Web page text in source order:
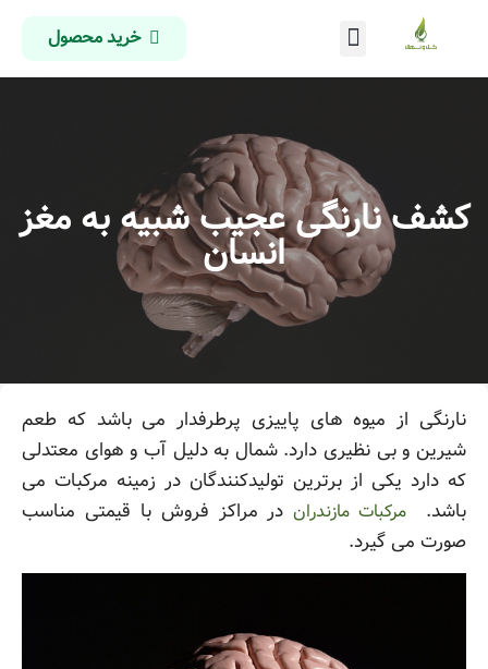
خرید محصول
کشف نارنگی عجیب شبیه به مغز
انسان
نارنگی از میوه های پاییزی پرطرفدار می باشد که طعم
شیرین و بی نظیری دارد. شمال به دلیل آب و هوای معتدلی
که دارد یکی از برترین تولیدکنندگان در زمینه مرکبات می
باشد. مرکبات مازندراندر مراکز فروش با قیمتی مناسب
صورت می گیرد.